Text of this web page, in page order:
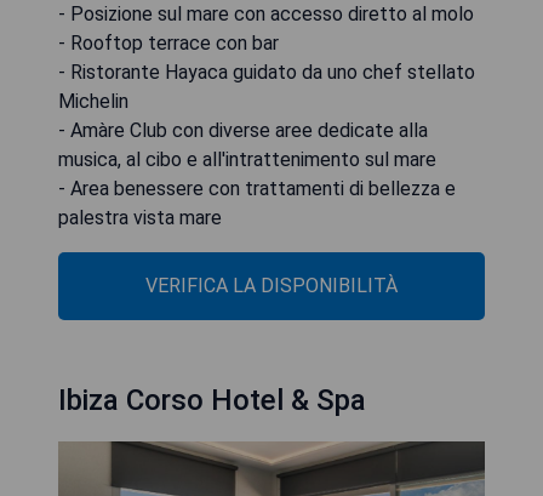
- Posizione sul mare con accesso diretto al molo
- Rooftop terrace con bar
- Ristorante Hayaca guidato da uno chef stellato
Michelin
- Amàre Club con diverse aree dedicate alla
musica, al cibo e all'intrattenimento sul mare
- Area benessere con trattamenti di bellezza e
palestra vista mare
VERIFICA LA DISPONIBILITÀ
Ibiza Corso Hotel & Spa